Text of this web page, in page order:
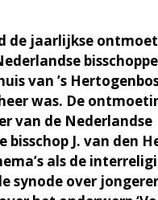
de jaarlijkse
van ’s
was. De
van de Nederlandse
J. van den
als de
synode over